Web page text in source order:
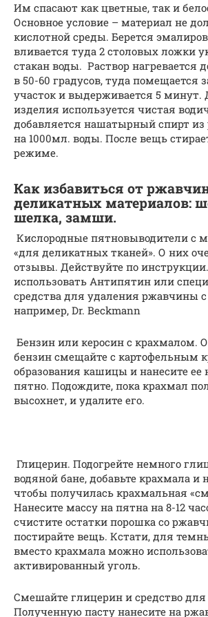
Им спасают как цветные, так и
Основное условие – материал не
кислотной среды. Берется
вливается туда 2 столовых ложки
стакан воды. Раствор нагревается
в 50-60 градусов, туда помещается
участок и выдерживается 5 минут.
изделия используется чистая
добавляется нашатырный спирт из
на 1000мл. воды. После вещь
режиме.
Как избавиться от
деликатных материалов:
шелка, замши.
Кислородные пятновыводители с
«для деликатных тканей». О них
отзывы. Действуйте по
использовать Антипятин или
средства для удаления ржавчины с
например, Dr. Beckmann
Бензин или керосин с крахмалом.
бензин смещайте с картофельным
образования кашицы и нанесите ее
пятно. Подождите, пока крахмал
высохнет, и удалите его.
Глицерин. Подогрейте немного
водяной бане, добавьте крахмала и
чтобы получилась крахмальная
Нанесите массу на пятна на 8-12
счистите остатки порошка со
постирайте вещь. Кстати, для
вместо крахмала можно
активированный уголь.
Смешайте глицерин и средство
Полученную пасту нанесите на